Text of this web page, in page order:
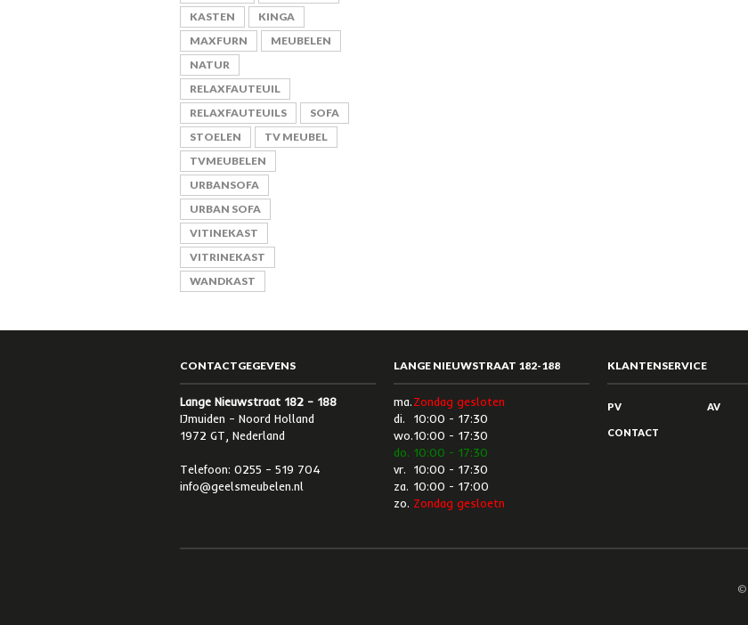
KASTEN
KINGA
MAXFURN
MEUBELEN
NATUR
RELAXFAUTEUIL
RELAXFAUTEUILS
SOFA
STOELEN
TV MEUBEL
TVMEUBELEN
URBANSOFA
URBAN SOFA
VITINEKAST
VITRINEKAST
WANDKAST
CONTACTGEGEVENS
Lange Nieuwstraat 182 – 188
IJmuiden – Noord Holland
1972 GT, Nederland
Telefoon: 0255 – 519 704
info@geelsmeubelen.nl
LANGE NIEUWSTRAAT 182-188
ma.Zondag gesloten
di.
10:00 - 17:30
wo.10:00 - 17:30
do. 10:00 - 17:30
vr.
10:00 - 17:30
za. 10:00 - 17:00
zo. Zondag gesloetn
KLANTENSERVICE
PV AV
CONTACT
©